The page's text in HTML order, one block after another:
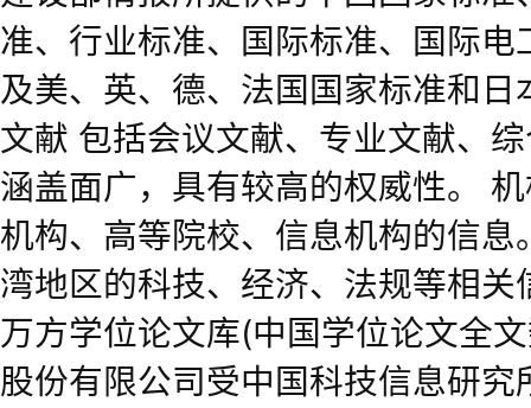
准、行业标准、国际标准、国际电
及美、英、德、法国国家标准和 日
文献 包括会议文献、专业文献、
涵盖面广，具有较高的权威性。
机构、 高等院校、信息机构的信息
湾地区的科技、经济、法规等相
万方学位论文库(中国学位论文全
股份有限公司受中国科技信息研究